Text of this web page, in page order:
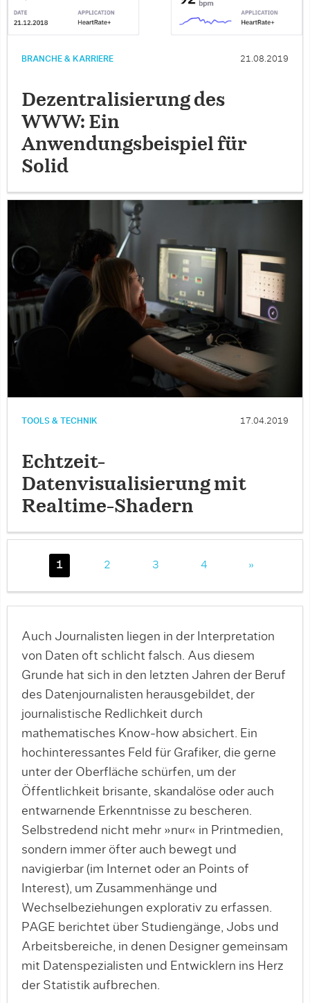
BRANCHE & KARRIERE 21.08.2019
Dezentralisierung des
WWW: Ein
Anwendungsbeispiel für
Solid
TOOLS & TECHNIK 17.04.2019
Echtzeit-
Datenvisualisierung mit
Realtime-Shadern
1 2 3 4 »
Auch Journalisten liegen in der Interpretation
von Daten oft schlicht falsch. Aus diesem
Grunde hat sich in den letzten Jahren der Beruf
des Datenjournalisten herausgebildet, der
journalistische Redlichkeit durch
mathematisches Know-how absichert. Ein
hochinteressantes Feld für Grafiker, die gerne
unter der Oberfläche schürfen, um der
Öffentlichkeit brisante, skandalöse oder auch
entwarnende Erkenntnisse zu bescheren.
Selbstredend nicht mehr »nur« in Printmedien,
sondern immer öfter auch bewegt und
navigierbar (im Internet oder an Points of
Interest), um Zusammenhänge und
Wechselbeziehungen explorativ zu erfassen.
PAGE berichtet über Studiengänge, Jobs und
Arbeitsbereiche, in denen Designer gemeinsam
mit Datenspezialisten und Entwicklern ins Herz
der Statistik aufbrechen.